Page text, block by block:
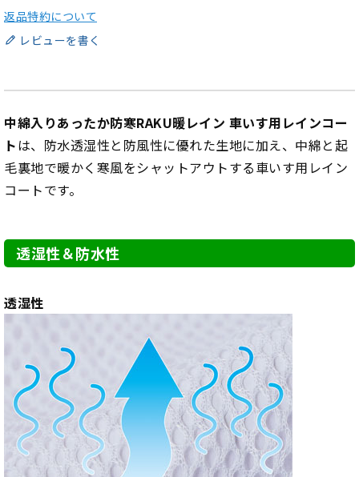
返品特約について
レビューを書く
中綿入りあったか防寒RAKU暖レイン 車いす用レインコー
トは、防水透湿性と防風性に優れた生地に加え、中綿と起
毛裏地で暖かく寒風をシャットアウトする車いす用レイン
コートです。
透湿性＆防水性
透湿性